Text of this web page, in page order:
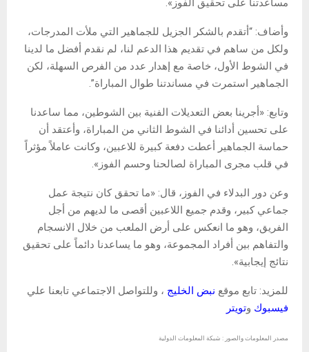
مساعدتنا على تحقيق الفوز».
وأضاف: “أتقدم بالشكر الجزيل للجماهير التي ملأت المدرجات،
ولكل من ساهم في تقديم هذا الدعم لنا، لم نقدم أفضل ما لدينا
في الشوط الأول، خاصة مع إهدار عدد من الفرص السهلة، لكن
الجماهير استمرت في مساندتنا طوال المباراة”.
وتابع: «أجرينا بعض التعديلات الفنية بين الشوطين، مما ساعدنا
على تحسين أدائنا في الشوط الثاني من المباراة، وأعتقد أن
حماسة الجماهير أعطت دفعة كبيرة للاعبين، وكانت عاملاً مؤثراً
في قلب مجرى المباراة لصالحنا وحسم الفوز».
وعن دور البدلاء في الفوز، قال: «ما تحقق كان نتيجة عمل
جماعي كبير، وقدم جميع اللاعبين أقصى ما لديهم من أجل
الفريق، وهو ما انعكس على أرض الملعب من خلال الانسجام
والتفاهم بين أفراد المجموعة، وهو ما يساعدنا دائماً على تحقيق
نتائج إيجابية».
للمزيد: تابع موقع نبض الخليج ، وللتواصل الاجتماعي تابعنا علي
فيسبوك وتويتر
مصدر المعلومات والصور : شبكة المعلومات الدولية